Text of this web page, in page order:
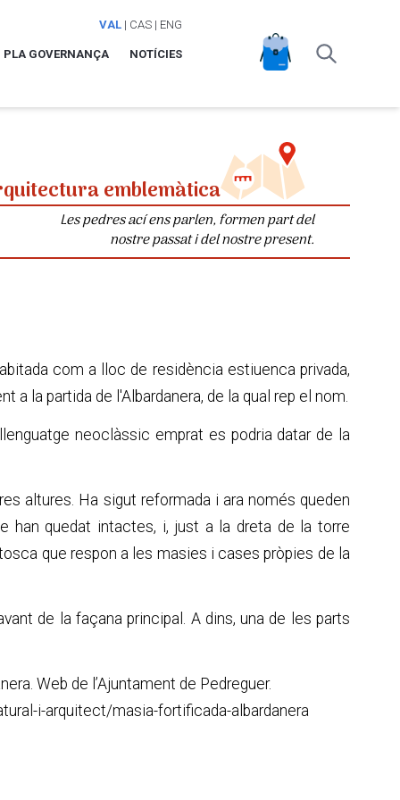
VAL| CAS| ENG
PLA GOVERNANÇA NOTÍCIES
emblemàtica
Les pedres ací ens parlen, formen part del
nostre passat i del nostre present.
com a lloc de residència estiuenca privada,
la partida de l'Albardanera, de la qual rep el nom.
neoclàssic emprat es podria datar de la
altures. Ha sigut reformada i ara només queden
han quedat intactes, i, just a la dreta de la torre
que respon a les masies i cases pròpies de la
de la façana principal. A dins, una de les parts
Web de l’Ajuntament de Pedreguer.
i-arquitect/masia-fortificada-albardanera